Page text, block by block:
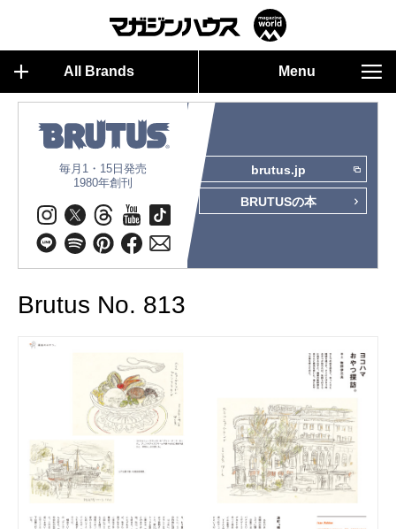
All Brands Menu
毎月1・15日発売
1980年創刊
brutus.jp
BRUTUSの本
Brutus No. 813